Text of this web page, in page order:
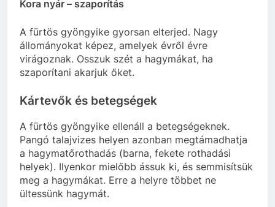
Kora nyár – szaporítás
A fürtös gyöngyike gyorsan elterjed. Nagy
állományokat képez, amelyek évről évre
virágoznak. Osszuk szét a hagymákat, ha
szaporítani akarjuk őket.
Kártevők és betegségek
A fürtös gyöngyike ellenáll a betegségeknek.
Pangó talajvizes helyen azonban megtámadhatja
a hagymatőrothadás (barna, fekete rothadási
helyek). Ilyenkor mielőbb ássuk ki, és semmisítsük
meg a hagymákat. Erre a helyre többet ne
ültessünk hagymát.